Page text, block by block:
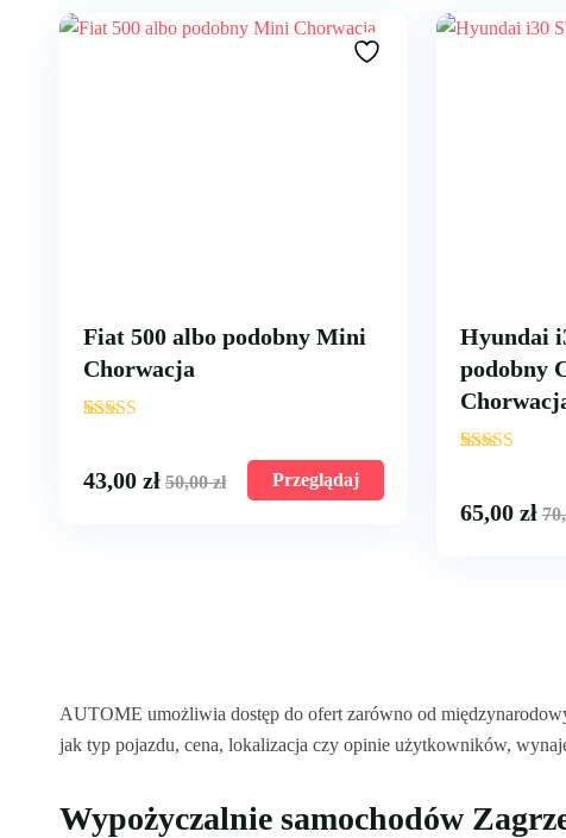
Fiat 500 albo podobny Mini
Chorwacja
'
43,00 zł 50,00zł Przeglądaj
Hyundai
podobny
'
65,00 zł
AUTOME umożliwia dostęp do ofert zarówno od
jak typ pojazdu, cena, lokalizacja czy opinie użytkowników,
Wypożyczalnie samochodów